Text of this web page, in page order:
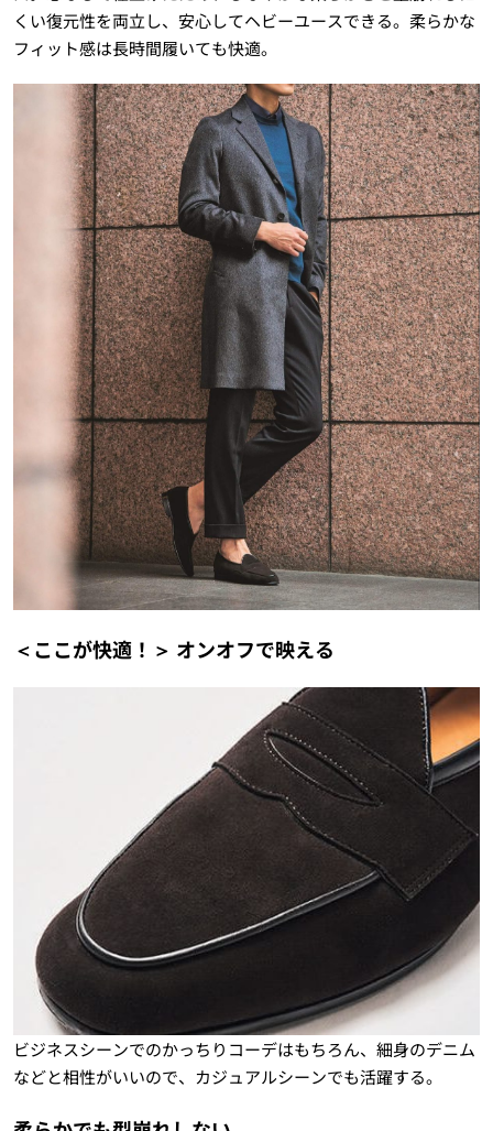
くい復元性を両立し、安心してヘビーユースできる。柔らかな
フィット感は長時間履いても快適。
＜ここが快適！＞ オンオフで映える
ビジネスシーンでのかっちりコーデはもちろん、細身のデニム
などと相性がいいので、カジュアルシーンでも活躍する。